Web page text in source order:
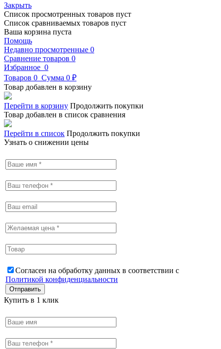
Закрыть
Список просмотренных товаров пуст
Список сравниваемых товаров пуст
Ваша корзина пуста
Помощь
Недавно просмотренные 0
Сравнение товаров 0
Избранное 0
Товаров 0 Сумма 0 ₽
Товар добавлен в корзину
Перейти в корзину Продолжить покупки
Товар добавлен в список сравнения
Перейти в список Продолжить покупки
Узнать о снижении цены
Согласен на обработку данных в соответствии с
Политикой конфиденциальности
Купить в 1 клик